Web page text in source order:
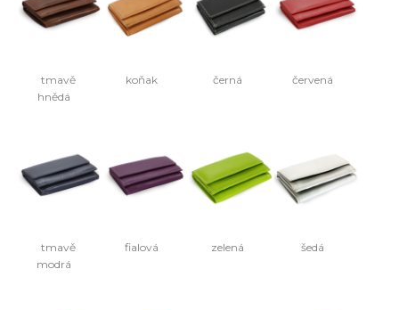
tmavě
hnědá
koňak černá červená
tmavě
modrá
fialová zelená šedá